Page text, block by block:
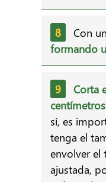
Con
formando
Corta
sí, es
tenga el
envolver el
ajustada,